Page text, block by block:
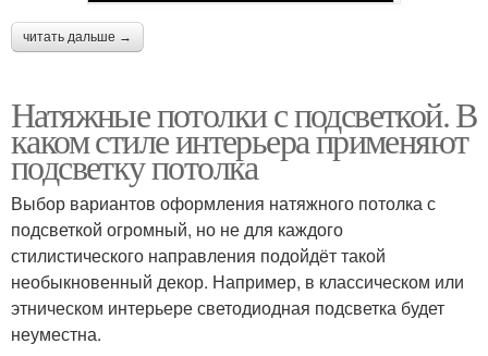
читать дальше →
Натяжные потолки с подсветкой. В
каком стиле интерьера применяют
подсветку потолка
Выбор вариантов оформления натяжного потолка с
подсветкой огромный, но не для каждого
стилистического направления подойдёт такой
необыкновенный декор. Например, в классическом или
этническом интерьере светодиодная подсветка будет
неуместна.